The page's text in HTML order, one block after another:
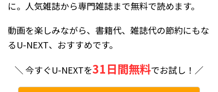
に。人気雑誌から専門雑誌まで無料で読めます。
動画を楽しみながら、書籍代、雑誌代の節約にもな
るU-NEXT、おすすめです。
＼ 今すぐU-NEXTを31日間無料でお試し！／